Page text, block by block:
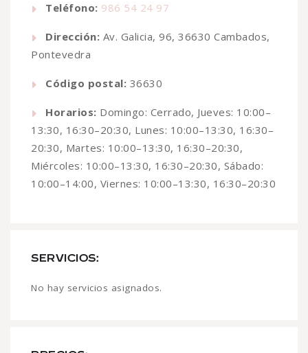
Teléfono: 986 54 24 97
Dirección: Av. Galicia, 96, 36630 Cambados,
Pontevedra
Código postal: 36630
Horarios: Domingo: Cerrado, Jueves: 10:00–
13:30, 16:30–20:30, Lunes: 10:00–13:30, 16:30–
20:30, Martes: 10:00–13:30, 16:30–20:30,
Miércoles: 10:00–13:30, 16:30–20:30, Sábado:
10:00–14:00, Viernes: 10:00–13:30, 16:30–20:30
SERVICIOS:
No hay servicios asignados.